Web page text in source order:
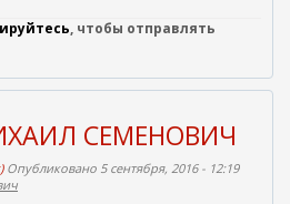
, чтобы отправлять
СЕМЕНОВИЧ
Опубликовано 5 сентября, 2016 - 12:19